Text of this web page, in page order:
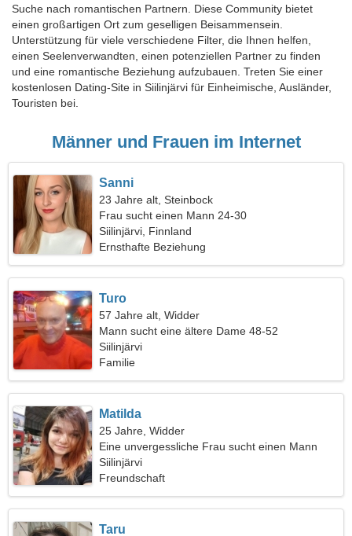
Suche nach romantischen Partnern. Diese Community bietet
einen großartigen Ort zum geselligen Beisammensein.
Unterstützung für viele verschiedene Filter, die Ihnen helfen,
einen Seelenverwandten, einen potenziellen Partner zu finden
und eine romantische Beziehung aufzubauen. Treten Sie einer
kostenlosen Dating-Site in Siilinjärvi für Einheimische, Ausländer,
Touristen bei.
Männer und Frauen im Internet
Sanni
23 Jahre alt, Steinbock
Frau sucht einen Mann 24-30
Siilinjärvi, Finnland
Ernsthafte Beziehung
Turo
57 Jahre alt, Widder
Mann sucht eine ältere Dame 48-52
Siilinjärvi
Familie
Matilda
25 Jahre, Widder
Eine unvergessliche Frau sucht einen Mann
Siilinjärvi
Freundschaft
Taru